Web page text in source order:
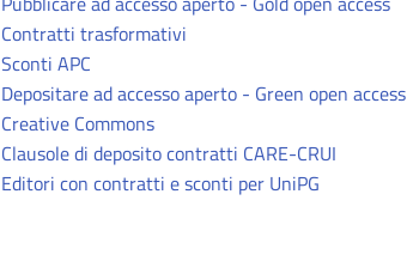
Contratti trasformativi
Sconti APC
Depositare ad accesso aperto - Green open access
Creative Commons
Clausole di deposito contratti CARE-CRUI
Editori con contratti e sconti per UniPG